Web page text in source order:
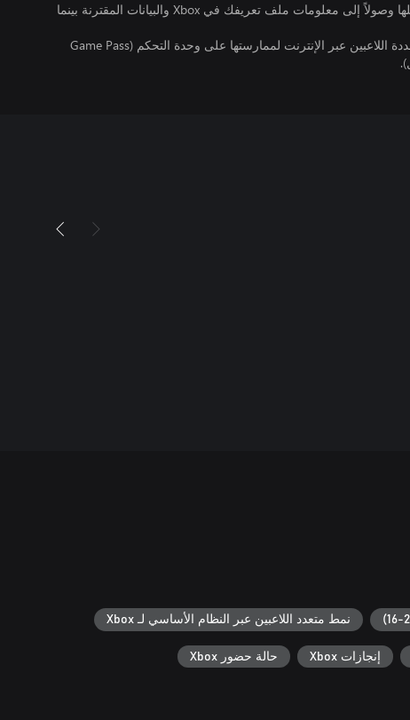
يتلقى ناشرو الألعاب التي تقوم بتشغيلها وصولاً إلى معلومات ملف تعريفك في Xbox والبيانات المقترنة بينما
تتطلب اللعبة توفر اشتراك ألعاب متعددة اللاعبين عبر الإنترنت لممارستها على وحدة التحكم (Game Pass
نمط متعدد اللاعبين عبر النظام الأساسي لـ Xbox
إنجازات Xbox حالة حضور Xbox